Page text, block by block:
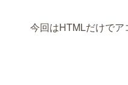
今回はHTMLだけでア